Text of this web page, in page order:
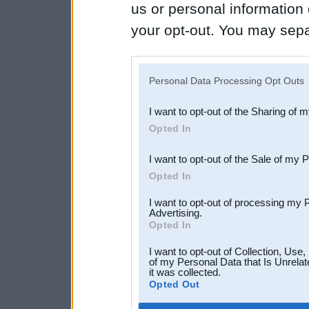
us or personal
your opt-out. You may
Downstream Participants
third parties.
Personal Data Processing Opt Outs
I want to opt-out of the Sharing of
Opted In
I want to opt-out of the Sale of my
Opted In
I want to opt-out of processing my
Advertising.
Opted In
I want to opt-out of Collection,
of my Personal Data that Is
it was collected.
Opted Out